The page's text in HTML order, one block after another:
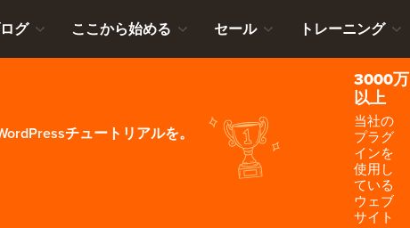
グ ここから始める セール トレーニング
チュートリアルを。
3000万
以上
当社の
プラグ
インを
使用し
ている
ウェブ
サイト